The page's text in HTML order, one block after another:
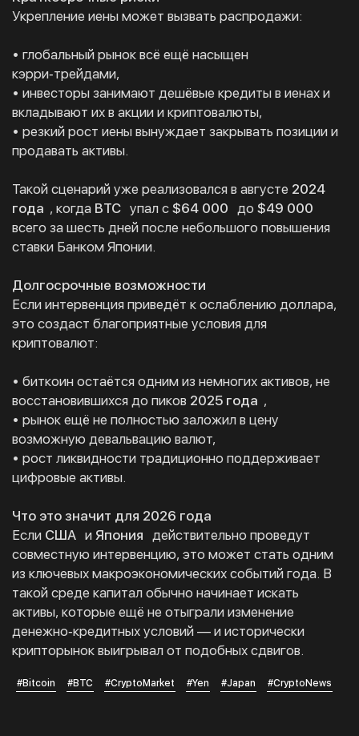
Укрепление иены может вызвать распродажи:
• глобальный рынок всё ещё насыщен
кэрри‑трейдами,
• инвесторы занимают дешёвые кредиты в иенах и
вкладывают их в акции и криптовалюты,
• резкий рост иены вынуждает закрывать позиции и
продавать активы.
Такой сценарий уже реализовался в августе 2024
года , когда BTC упал с $64 000 до $49 000
всего за шесть дней после небольшого повышения
ставки Банком Японии.
Долгосрочные возможности
Если интервенция приведёт к ослаблению доллара,
это создаст благоприятные условия для
криптовалют:
• биткоин остаётся одним из немногих активов, не
восстановившихся до пиков 2025 года ,
• рынок ещё не полностью заложил в цену
возможную девальвацию валют,
• рост ликвидности традиционно поддерживает
цифровые активы.
Что это значит для 2026 года
Если США и Япония действительно проведут
совместную интервенцию, это может стать одним
из ключевых макроэкономических событий года. В
такой среде капитал обычно начинает искать
активы, которые ещё не отыграли изменение
денежно‑кредитных условий — и исторически
крипторынок выигрывал от подобных сдвигов.
#Bitcoin #BTC #CryptoMarket #Yen #Japan #CryptoNews